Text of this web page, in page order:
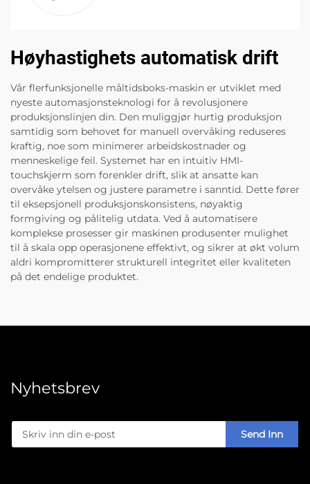
Høyhastighets automatisk drift
Vår flerfunksjonelle måltidsboks-maskin er utviklet med
nyeste automasjonsteknologi for å revolusjonere
produksjonslinjen din. Den muliggjør hurtig produksjon
samtidig som behovet for manuell overvåking reduseres
kraftig, noe som minimerer arbeidskostnader og
menneskelige feil. Systemet har en intuitiv HMI-
touchskjerm som forenkler drift, slik at ansatte kan
overvåke ytelsen og justere parametre i sanntid. Dette fører
til eksepsjonell produksjonskonsistens, nøyaktig
formgiving og pålitelig utdata. Ved å automatisere
komplekse prosesser gir maskinen produsenter mulighet
til å skala opp operasjonene effektivt, og sikrer at økt volum
aldri kompromitterer strukturell integritet eller kvaliteten
på det endelige produktet.
Nyhetsbrev
Send Inn